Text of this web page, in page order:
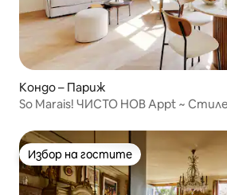
Кондо – Париж
So Marais! ЧИСТО НОВ Appt ~
Избор на гостите
Избор на гостите